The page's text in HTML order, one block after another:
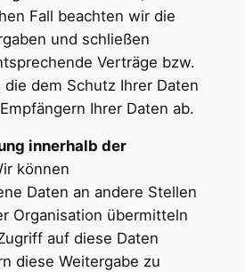
Fall beachten wir die
und schließen
Verträge bzw.
die dem Schutz Ihrer Daten
Ihrer Daten ab.
innerhalb der
können
Daten an andere Stellen
Organisation übermitteln
auf diese Daten
diese Weitergabe zu